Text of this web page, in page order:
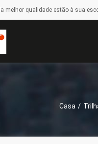
melhor qualidade estão à sua
Casa /